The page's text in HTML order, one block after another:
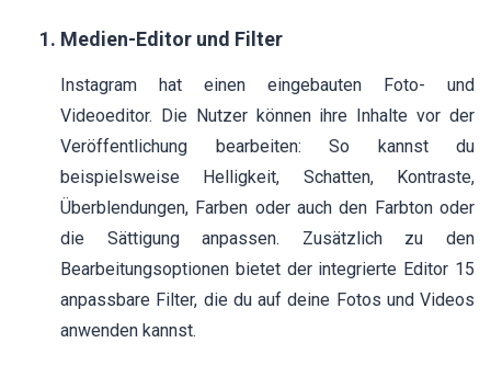
Medien-Editor und Filter
Instagram hat einen eingebauten Foto- und
Videoeditor. Die Nutzer können ihre Inhalte vor der
Veröffentlichung bearbeiten: So kannst du
beispielsweise Helligkeit, Schatten, Kontraste,
Überblendungen, Farben oder auch den Farbton oder
die Sättigung anpassen. Zusätzlich zu den
Bearbeitungsoptionen bietet der integrierte Editor 15
anpassbare Filter, die du auf deine Fotos und Videos
anwenden kannst.